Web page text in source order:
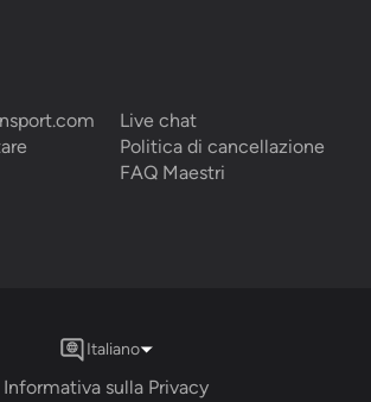
Live chat
Politica di cancellazione
FAQ Maestri
Informativa sulla Privacy
Italiano